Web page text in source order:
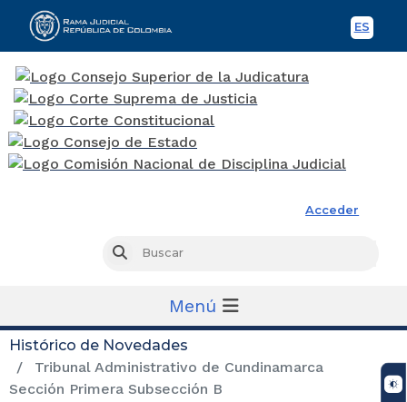
ES
Acceder
Buscar
Menú
Histórico de Novedades
Tribunal Administrativo de Cundinamarca
Sección Primera Subsección B